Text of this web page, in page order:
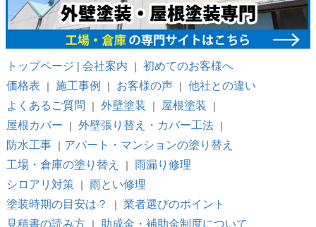
トップページ | 会社案内 ｜ 初めてのお客様へ
価格表 ｜ 施工事例 ｜ お客様の声｜ 他社との違い
よくあるご質問 ｜ 外壁塗装 ｜ 屋根塗装 ｜
屋根カバー ｜ 外壁張り替え・カバー工法｜
防水工事｜ アパート・マンションの塗り替え
工場・倉庫の塗り替え
｜ 雨漏り修理
シロアリ対策｜ 雨とい修理
塗装時期の目安は？
｜ 業者選びのポイント
見積書の読み方｜ 助成金・補助金制度について